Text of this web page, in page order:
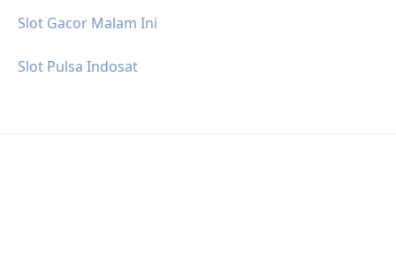
Slot Gacor Malam Ini
Slot Pulsa Indosat